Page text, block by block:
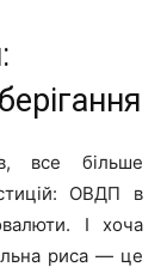
все більше
ОВДП в
І хоча
риса — це